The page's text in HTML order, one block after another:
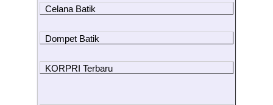
Celana Batik
Dompet Batik
KORPRI Terbaru